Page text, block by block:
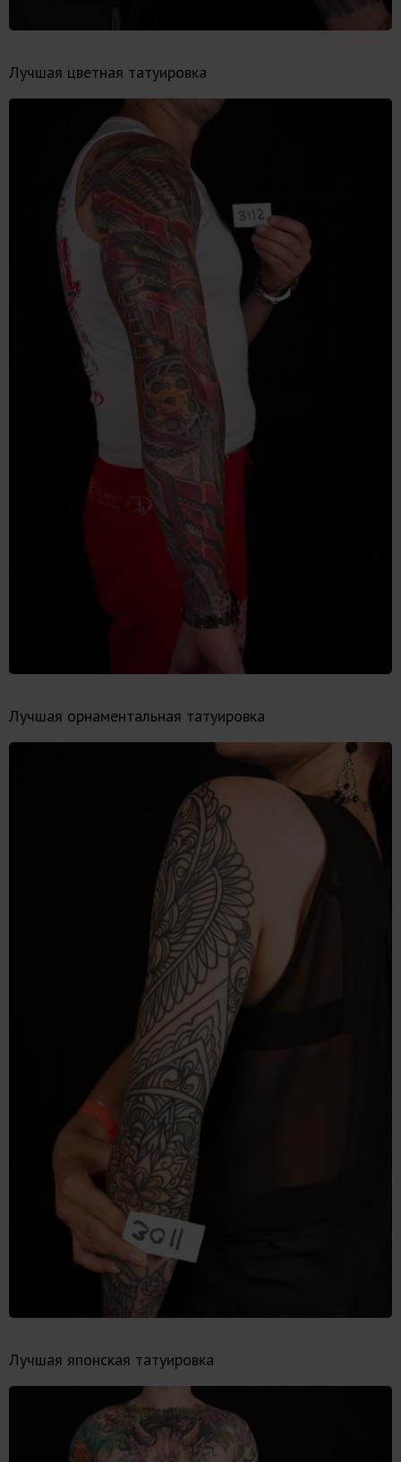
Лучшая цветная татуировка
Лучшая орнаментальная татуировка
Лучшая японская татуировка